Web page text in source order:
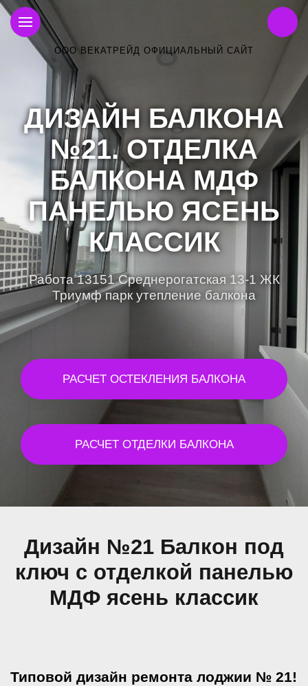
ООО ВЕКАТРЕЙД ОФИЦИАЛЬНЫЙ САЙТ
ДИЗАЙН БАЛКОНА
№21. ОТДЕЛКА
БАЛКОНА МДФ
ПАНЕЛЬЮ ЯСЕНЬ
КЛАССИК
Работа 13151 Среднерогатская 13-1 ЖК
Триумф парк утепление балкона
РАСЧЕТ ОСТЕКЛЕНИЯ БАЛКОНА
РАСЧЕТ ОТДЕЛКИ БАЛКОНА
Дизайн №21 Балкон под
ключ с отделкой панелью
МДФ ясень классик
Типовой дизайн ремонта лоджии № 21!